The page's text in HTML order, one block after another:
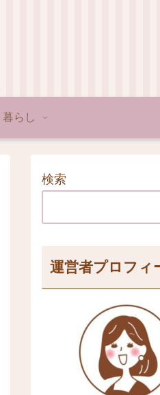
暮らし
検索
運営者プロフィ